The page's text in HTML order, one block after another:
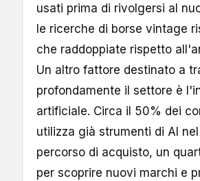
usati prima di rivolgersi al
le ricerche di borse vintage
che raddoppiate rispetto
Un altro fattore destinato a
profondamente il settore è
artificiale. Circa il 50% dei
utilizza già strumenti di AI
percorso di acquisto, un
per scoprire nuovi marchi e